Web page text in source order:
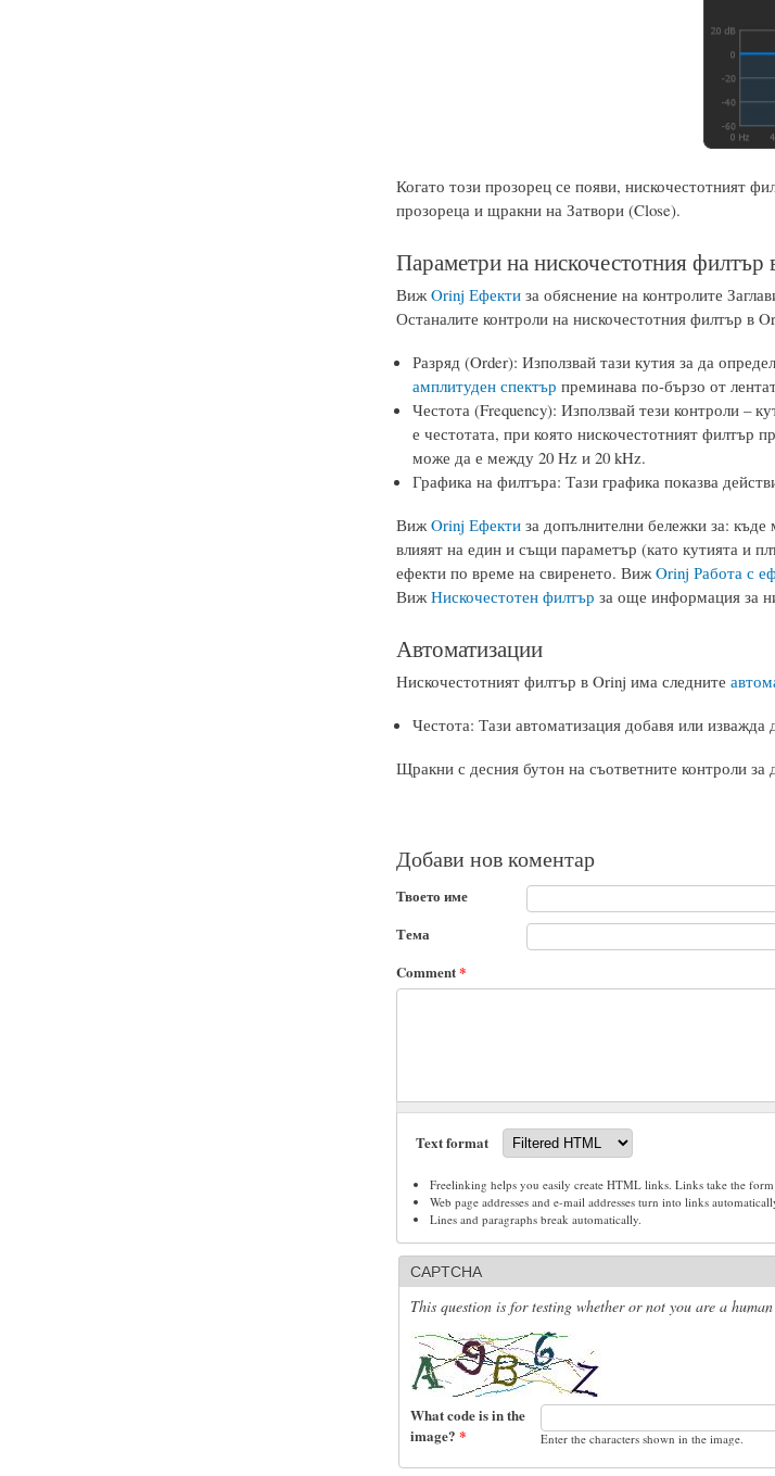
Когато този прозорец се появи, нискочестотният
прозореца и щракни на Затвори (Close).
Параметри на нискочестотния филтър
Виж Orinj Ефектиза обяснение на контролите
Останалите контроли на нискочестотния филтър в
Разряд (Order): Използвай тази кутия за да
амплитуден спектър преминава по-бързо от
Честота (Frequency): Използвай тези контроли –
е честотата, при която нискочестотният филтър
може да е между 20 Hz и 20 kHz.
Графика на филтъра: Тази графика показва
ВижOrinj Ефектиза допълнителни бележки за: къде
влияят на един и същи параметър (като кутията и
ефекти по време на свиренето. ВижOrinj Работа с
ВижНискочестотен филтър за още информация за
Автоматизации
Нискочестотният филтър в Orinj има следните
Честота: Тази автоматизация добавя или изважда
Щракни с десния бутон на съответните контроли
Добави нов коментар
Твоето име
Тема
Comment*
Text format
Freelinking helps you easily create HTML links. Links take the
Web page addresses and e-mail addresses turn into links
Lines and paragraphs break automatically.
CAPTCHA
This question is for testing whether or not you are a
What code is in the
image? * Enter the characters shown in the image.